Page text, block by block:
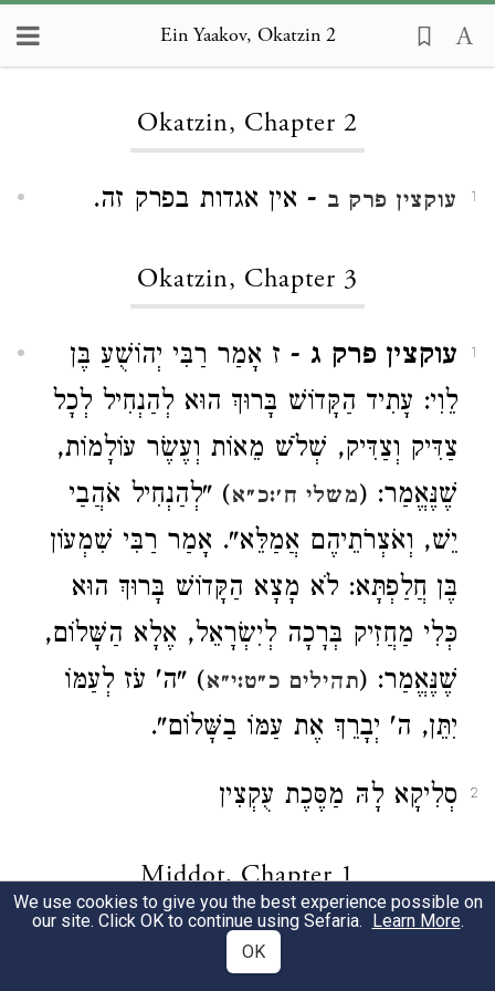
Ein Yaakov, Okatzin 2
Okatzin, Chapter 2
1 עוקצין פרק ב - אין אגדות בפרק זה.
Okatzin, Chapter 3
1 עוקצין פרק ג - ז אָמַר רַבִּי יְהוֹשֻׁעַ בֶּן
לֵוִי: עָתִיד הַקָּדוֹשׁ בָּרוּךְ הוּא לְהַנְחִיל לְכָל
צַדִּיק וְצַדִּיק, שְׁלֹשׁ מֵאוֹת וְעֶשֶׂר עוֹלָמוֹת,
שֶׁנֶּאֱמַר: (משלי ח׳:כ״א) "לְהַנְחִיל אֹהֲבַי
יֵשׁ, וְאֹצְרֹתֵיהֶם אֲמַלֵּא". אָמַר רַבִּי שִׁמְעוֹן
בֶּן חֲלַפְתָּא: לֹא מָצָא הַקָּדוֹשׁ בָּרוּךְ הוּא
כְּלִי מַחֲזִיק בְּרָכָה לְיִשְׂרָאֵל, אֶלָא הַשָּׁלוֹם,
שֶׁנֶּאֱמַר: (תהילים כ״ט:י״א) "ה' עֹז לְעַמּוֹ
יִתֵּן, ה' יְבָרֵךְ אֶת עַמּוֹ בַשָּׁלוֹם".
2 סְלִיקָא לָהּ מַסֶּכֶת עֻקְצִין
Middot, Chapter 1
We use cookies to give you the best experience possible on
our site. Click OK to continue using Sefaria. Learn More.
OK